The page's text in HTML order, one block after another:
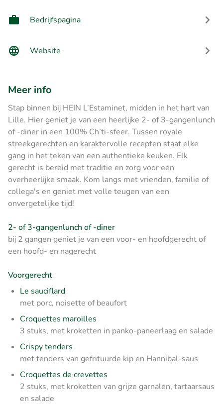
Bedrijfspagina
Website
Meer info
Stap binnen bij HEIN L’Estaminet, midden in het hart van
Lille. Hier geniet je van een heerlijke 2- of 3-gangenlunch
of -diner in een 100% Ch’ti-sfeer. Tussen royale
streekgerechten en karaktervolle recepten staat elke
gang in het teken van een authentieke keuken. Elk
gerecht is bereid met traditie en zorg voor een
overheerlijke smaak. Kom langs met vrienden, familie of
collega's en geniet met volle teugen van een
onvergetelijke tijd!
2- of 3-gangenlunch of -diner
bij 2 gangen geniet je van een voor- en hoofdgerecht of
een hoofd- en nagerecht
Voorgerecht
Le sauciflard
met porc, noisette of beaufort
Croquettes maroilles
3 stuks, met kroketten in panko-paneerlaag en salade
Crispy tenders
met tenders van gefrituurde kip en Hannibal-saus
Croquettes de crevettes
2 stuks, met kroketten van grijze garnalen, tartaarsaus
en salade